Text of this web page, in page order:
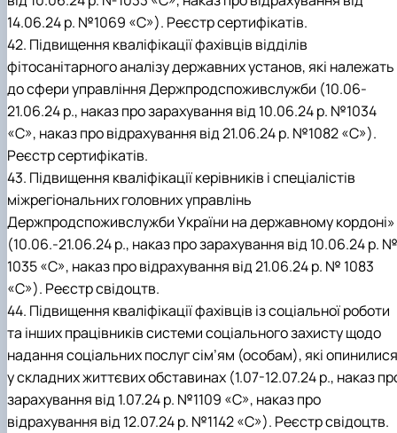
14.06.24 р. №1069 «С»). Реєстр сертифікатів.
42. Підвищення кваліфікації фахівців відділів
фітосанітарного аналізу державних установ, які належать
до сфери управління Держпродспоживслужби (10.06-
21.06.24 р., наказ про зарахування від 10.06.24 р. №1034
«С», наказ про відрахування від 21.06.24 р. №1082 «С»).
Реєстр сертифікатів.
43. Підвищення кваліфікації керівників і спеціалістів
міжрегіональних головних управлінь
Держпродспоживслужби України на державному кордоні»
(10.06.-21.06.24 р., наказ про зарахування від 10.06.24 р. №
1035 «С», наказ про відрахування від 21.06.24 р. № 1083
«С»). Реєстр свідоцтв.
44. Підвищення кваліфікації фахівців із соціальної роботи
та інших працівників системи соціального захисту щодо
надання соціальних послуг сім’ям (особам), які опинилися
у складних життєвих обставинах (1.07-12.07.24 р., наказ
зарахування від 1.07.24 р. №1109 «С», наказ про
відрахування від 12.07.24 р. №1142 «С»). Реєстр свідоцтв.